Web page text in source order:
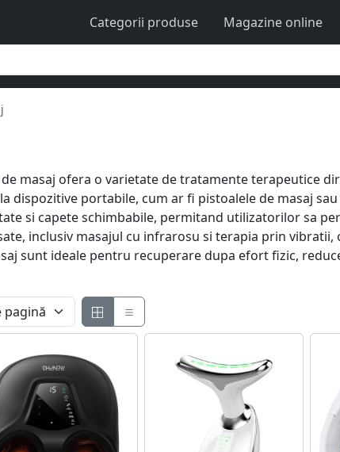
Categorii produse Magazine online
masaj ofera o varietate de tratamente terapeutice
dispozitive portabile, cum ar fi pistoalele de masaj
si capete schimbabile, permitand utilizatorilor sa
inclusiv masajul cu infrarosu si terapia prin vibratii,
sunt ideale pentru recuperare dupa efort fizic,